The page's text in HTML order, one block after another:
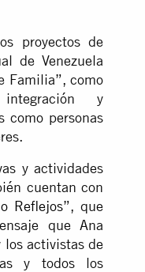
proyectos de
de Venezuela
Familia”, como
y
como personas
y actividades
cuentan con
Reflejos”, que
que Ana
los activistas de
y todos los